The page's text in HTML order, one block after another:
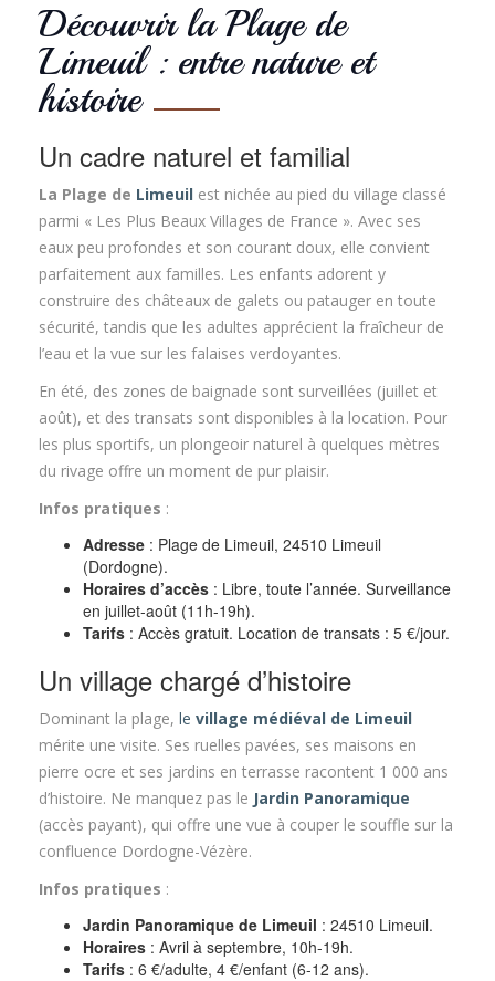
Découvrir la Plage de
Limeuil : entre nature et
histoire
Un cadre naturel et familial
La Plage de Limeuil est nichée au pied du village classé
parmi « Les Plus Beaux Villages de France ». Avec ses
eaux peu profondes et son courant doux, elle convient
parfaitement aux familles. Les enfants adorent y
construire des châteaux de galets ou patauger en toute
sécurité, tandis que les adultes apprécient la fraîcheur de
l’eau et la vue sur les falaises verdoyantes.
En été, des zones de baignade sont surveillées (juillet et
août), et des transats sont disponibles à la location. Pour
les plus sportifs, un plongeoir naturel à quelques mètres
du rivage offre un moment de pur plaisir.
Infos pratiques :
Adresse : Plage de Limeuil, 24510 Limeuil
(Dordogne).
Horaires d’accès : Libre, toute l’année. Surveillance
en juillet-août (11h-19h).
Tarifs : Accès gratuit. Location de transats : 5 €/jour.
Un village chargé d’histoire
Dominant la plage, le village médiéval de Limeuil
mérite une visite. Ses ruelles pavées, ses maisons en
pierre ocre et ses jardins en terrasse racontent 1 000 ans
d’histoire. Ne manquez pas le Jardin Panoramique
(accès payant), qui offre une vue à couper le souffle sur la
confluence Dordogne-Vézère.
Infos pratiques :
Jardin Panoramique de Limeuil : 24510 Limeuil.
Horaires : Avril à septembre, 10h-19h.
Tarifs : 6 €/adulte, 4 €/enfant (6-12 ans).